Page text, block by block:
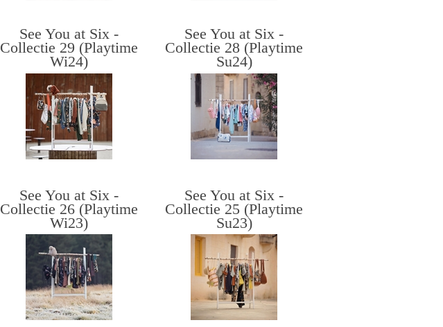
See You at Six -
Collectie 29 (Playtime
Wi24)
See You at Six -
Collectie 28 (Playtime
Su24)
See You at Six -
Collectie 26 (Playtime
Wi23)
See You at Six -
Collectie 25 (Playtime
Su23)